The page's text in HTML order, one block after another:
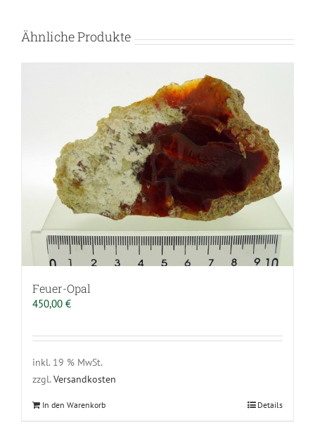
Ähnliche Produkte
Feuer-Opal
450,00 €
inkl. 19 % MwSt.
zzgl. Versandkosten
In den Warenkorb Details